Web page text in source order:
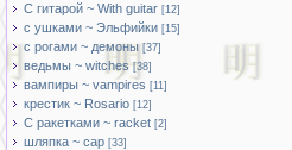
С гитарой ~ With guitar [12]
с ушками ~ Эльфийки [15]
с рогами ~ демоны [37]
ведьмы ~ witches [38]
вампиры ~ vampires [11]
крестик ~ Rosario [12]
С ракетками ~ racket [2]
шляпка ~ cap [33]